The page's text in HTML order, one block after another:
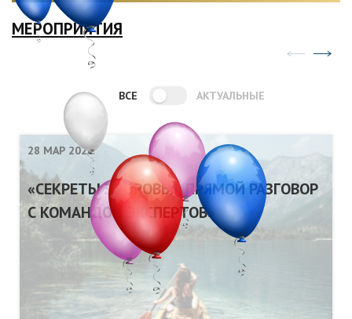
МЕРОПРИЯТИЯ
ВСЕ АКТУАЛЬНЫЕ
28 МАР 2026
«СЕКРЕТЫ ЗДОРОВЬЯ. ПРЯМОЙ РАЗГОВОР
С КОМАНДОЙ ЭКСПЕРТОВ»